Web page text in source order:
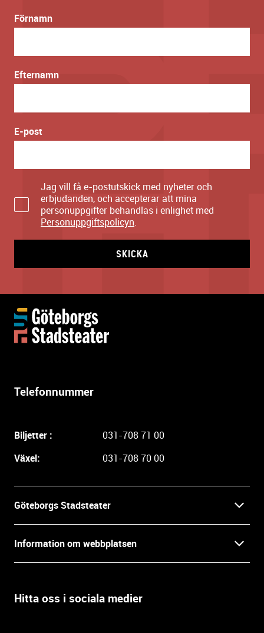
Förnamn
Efternamn
E-post
Jag vill få e-postutskick med nyheter och
erbjudanden, och accepterar att mina
personuppgifter behandlas i enlighet med
Personuppgiftspolicyn.
SKICKA
Telefonnummer
Biljetter :
031-708 71 00
Växel:
031-708 70 00
Göteborgs Stadsteater
Press
Öppettider
Information om webbplatsen
Villkor och integritet
Hitta oss i sociala medier